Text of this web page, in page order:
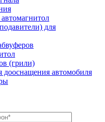
для
(грили)
автомобиля